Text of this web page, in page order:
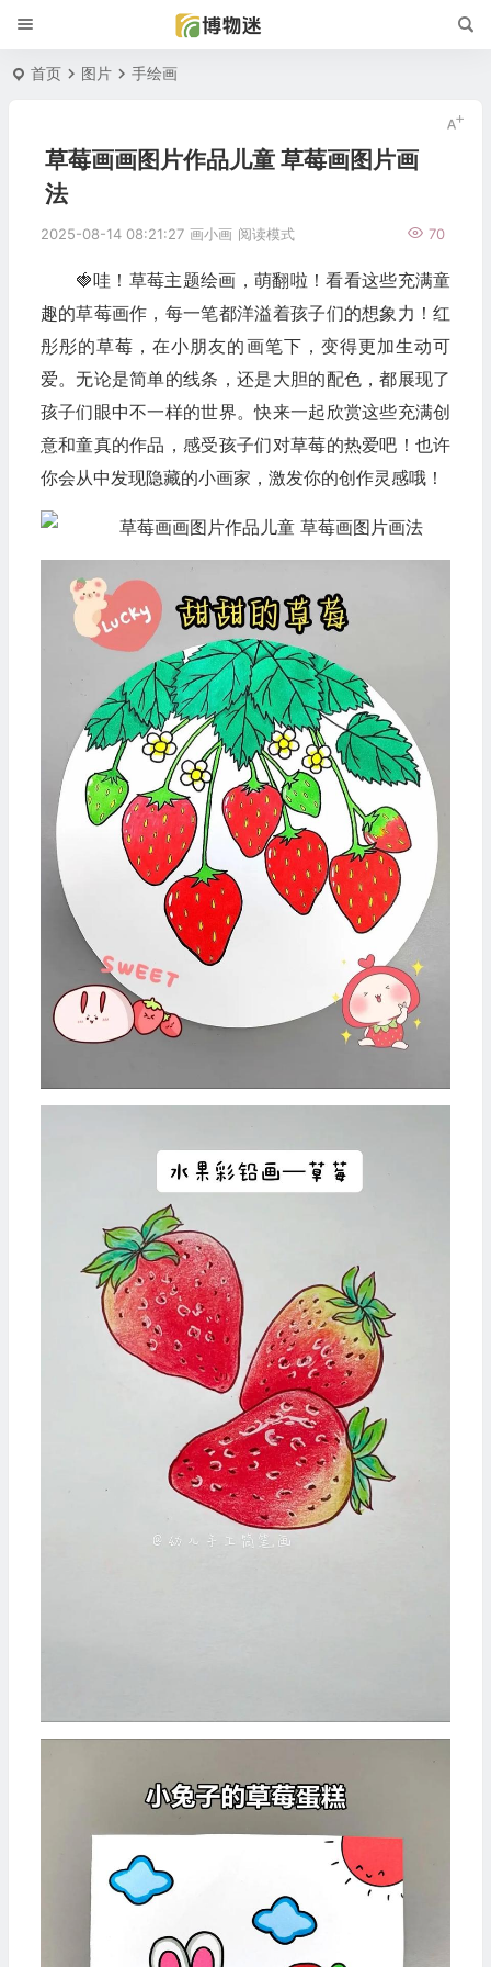
首页 图片 手绘画
草莓画画图片作品儿童 草莓画图片画
法
2025-08-14 08:21:27 画小画 70
阅读模式
🍓哇！草莓主题绘画，萌翻啦！看看这些充满童
趣的草莓画作，每一笔都洋溢着孩子们的想象力！红
彤彤的草莓，在小朋友的画笔下，变得更加生动可
爱。无论是简单的线条，还是大胆的配色，都展现了
孩子们眼中不一样的世界。快来一起欣赏这些充满创
意和童真的作品，感受孩子们对草莓的热爱吧！也许
你会从中发现隐藏的小画家，激发你的创作灵感哦！